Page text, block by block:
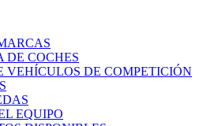
DE COCHES
VEHÍCULOS DE COMPETICIÓN
EQUIPO